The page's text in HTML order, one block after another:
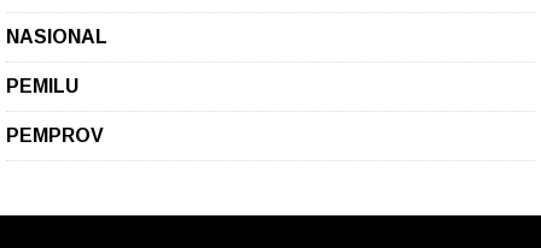
NASIONAL
PEMILU
PEMPROV